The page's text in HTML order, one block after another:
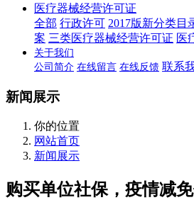
医疗器械经营许可证
全部 行政许可 2017版新分类目
案 三类医疗器械经营许可证 医
关于我们
公司简介 在线留言 在线反馈 联系
新闻展示
你的位置
网站首页
新闻展示
购买单位社保，疫情减